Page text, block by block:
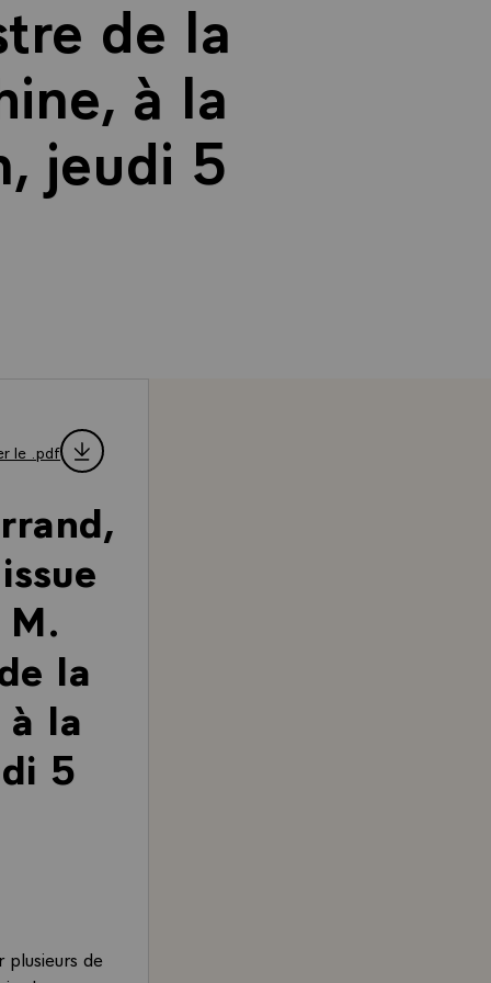
de la
à la
jeudi 5
le .pdf
la
la
5
de